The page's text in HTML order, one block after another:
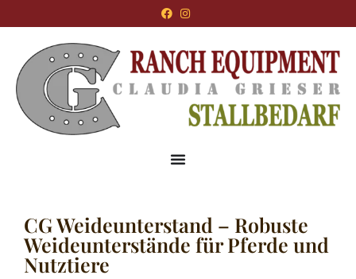
CG Weideunterstand – Robuste
Weideunterstände für Pferde und
Nutztiere